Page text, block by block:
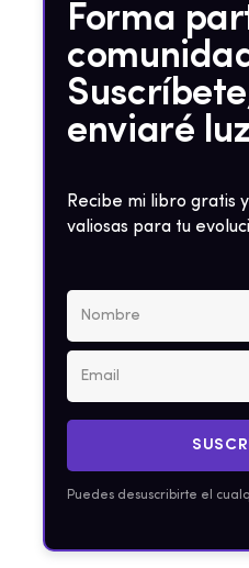
Forma
enviaré luz
Recibe mi libro gratis
valiosas para tu
Puedes desuscribirte el